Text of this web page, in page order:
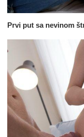
Prvi put sa nevinom